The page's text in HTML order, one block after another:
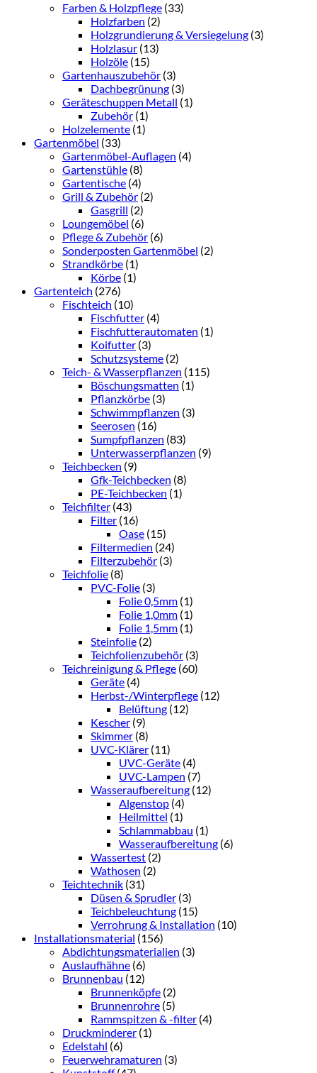
Farben & Holzpflege (33)
Holzfarben (2)
Holzgrundierung & Versiegelung (3)
Holzlasur (13)
Holzöle (15)
Gartenhauszubehör (3)
Dachbegrünung (3)
Geräteschuppen Metall (1)
Zubehör (1)
Holzelemente (1)
Gartenmöbel (33)
Gartenmöbel-Auflagen (4)
Gartenstühle (8)
Gartentische (4)
Grill & Zubehör (2)
Gasgrill (2)
Loungemöbel (6)
Pflege & Zubehör (6)
Sonderposten Gartenmöbel (2)
Strandkörbe (1)
Körbe (1)
Gartenteich (276)
Fischteich (10)
Fischfutter (4)
Fischfutterautomaten (1)
Koifutter (3)
Schutzsysteme (2)
Teich- & Wasserpflanzen (115)
Böschungsmatten (1)
Pflanzkörbe (3)
Schwimmpflanzen (3)
Seerosen (16)
Sumpfpflanzen (83)
Unterwasserpflanzen (9)
Teichbecken (9)
Gfk-Teichbecken (8)
PE-Teichbecken (1)
Teichfilter (43)
Filter (16)
Oase (15)
Filtermedien (24)
Filterzubehör (3)
Teichfolie (8)
PVC-Folie (3)
Folie 0,5mm (1)
Folie 1,0mm (1)
Folie 1,5mm (1)
Steinfolie (2)
Teichfolienzubehör (3)
Teichreinigung & Pflege (60)
Geräte (4)
Herbst-/Winterpflege (12)
Belüftung (12)
Kescher (9)
Skimmer (8)
UVC-Klärer (11)
UVC-Geräte (4)
UVC-Lampen (7)
Wasseraufbereitung (12)
Algenstop (4)
Heilmittel (1)
Schlammabbau (1)
Wasseraufbereitung (6)
Wassertest (2)
Wathosen (2)
Teichtechnik (31)
Düsen & Sprudler (3)
Teichbeleuchtung (15)
Verrohrung & Installation (10)
Installationsmaterial (156)
Abdichtungsmaterialien (3)
Auslaufhähne (6)
Brunnenbau (12)
Brunnenköpfe (2)
Brunnenrohre (5)
Rammspitzen & -filter (4)
Druckminderer (1)
Edelstahl (6)
Feuerwehramaturen (3)